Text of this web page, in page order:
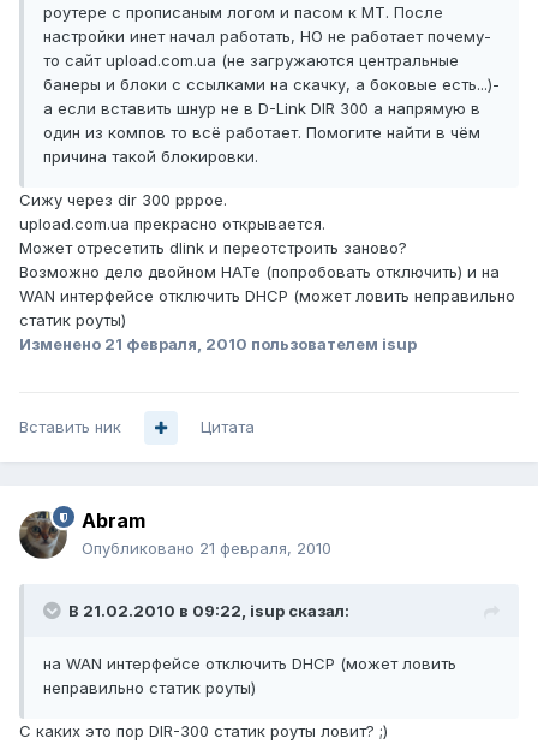
роутере с прописаным логом и пасом к МТ. После
настройки инет начал работать, НО не работает почему-
то сайт upload.com.ua (не загружаются центральные
банеры и блоки с ссылками на скачку, а боковые есть...)-
а если вставить шнур не в D-Link DIR 300 а напрямую в
один из компов то всё работает. Помогите найти в чём
причина такой блокировки.
Сижу через dir 300 pppoe.
upload.com.ua прекрасно открывается.
Может отресетить dlink и переотстроить заново?
Возможно дело двойном НАТе (попробовать отключить) и на
WAN интерфейсе отключить DHCP (может ловить неправильно
статик роуты)
Изменено 21 февраля, 2010 пользователем isup
Вставить ник Цитата
Abram
Опубликовано 21 февраля, 2010
В 21.02.2010 в 09:22, isup сказал:
на WAN интерфейсе отключить DHCP (может ловить
неправильно статик роуты)
С каких это пор DIR-300 статик роуты ловит? ;)